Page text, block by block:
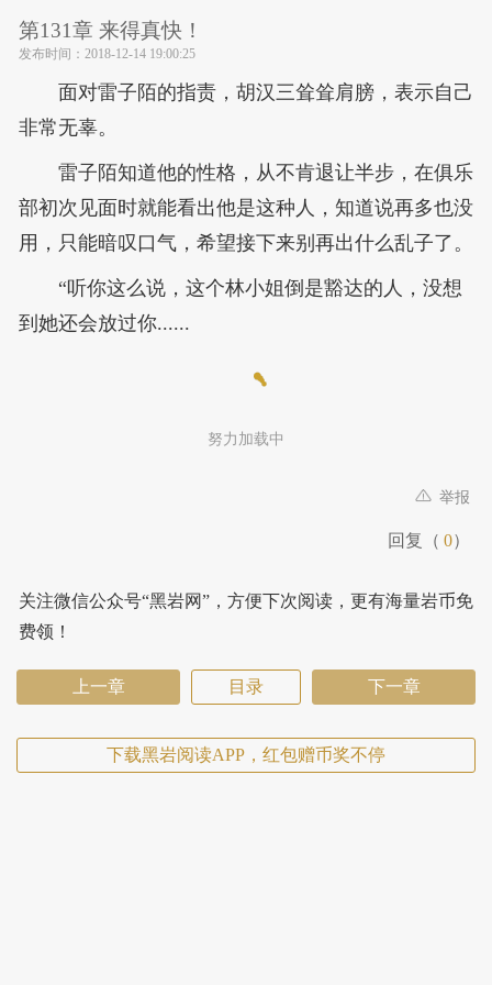
第131章 来得真快！
发布时间： 2018-12-14 19:00:25
面对雷子陌的指责，胡汉三耸耸肩膀，表示自己
非常无辜。
雷子陌知道他的性格，从不肯退让半步，在俱乐
部初次见面时就能看出他是这种人，知道说再多也没
用，只能暗叹口气，希望接下来别再出什么乱子了。
“听你这么说，这个林小姐倒是豁达的人，没想
到她还会放过你......
努力加载中
举报
回复（ 0）
关注微信公众号“黑岩网”，方便下次阅读，更有海量岩币免
费领！
上一章 目录 下一章
下载黑岩阅读APP，红包赠币奖不停